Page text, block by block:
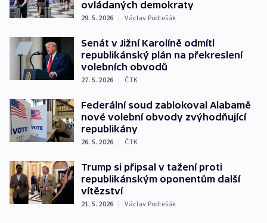
ovládaných demokraty
29. 5. 2026 | Václav Podlešák
Senát v Jižní Karolíně odmítl
republikánský plán na překreslení
volebních obvodů
27. 5. 2026 | ČTK
Federální soud zablokoval Alabamě
nové volební obvody zvýhodňující
republikány
26. 5. 2026 | ČTK
Trump si připsal v tažení proti
republikánským oponentům další
vítězství
21. 5. 2026 | Václav Podlešák